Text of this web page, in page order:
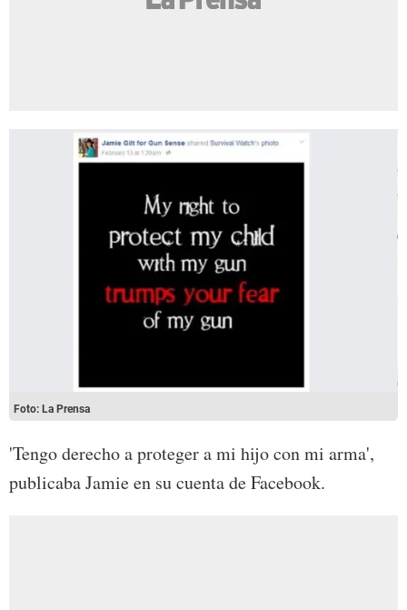
Foto: La Prensa
'Tengo derecho a proteger a mi hijo con mi arma',
publicaba Jamie en su cuenta de Facebook.